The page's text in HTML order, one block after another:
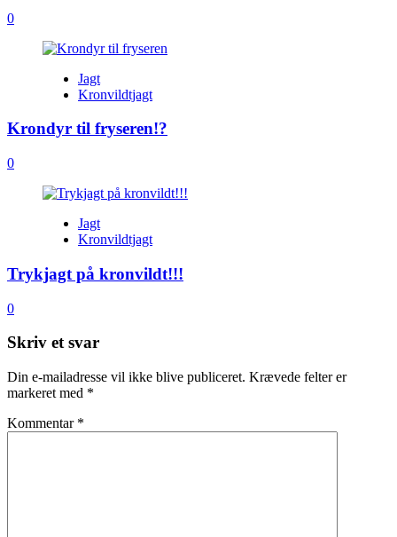
0
Jagt
Kronvildtjagt
Krondyr til fryseren!?
0
Jagt
Kronvildtjagt
Trykjagt på kronvildt!!!
0
Skriv et svar
Din e-mailadresse vil ikke blive publiceret. Krævede felter er
markeret med *
Kommentar *